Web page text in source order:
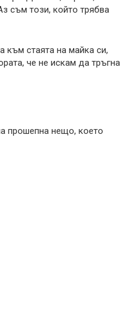
съм този, който трябва
към стаята на майка си,
че не искам да тръгна
прошепна нещо, което